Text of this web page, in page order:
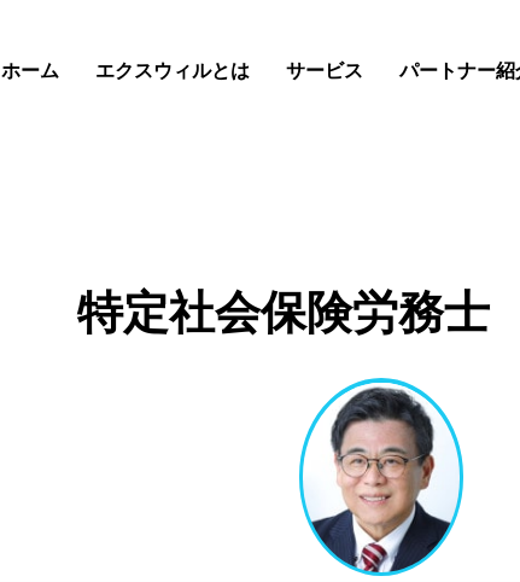
ホーム エクスウィルとは サービス パートナー紹
特定社会保険労務